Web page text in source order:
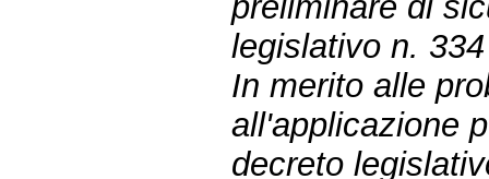
legislativo n.
In merito alle
all'applicazione
decreto